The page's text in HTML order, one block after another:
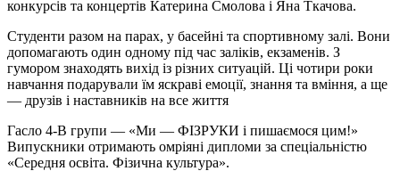
конкурсів та концертів Катерина Смолова і Яна Ткачова.
Студенти разом на парах, у басейні та спортивному залі. Вони
допомагають один одному під час заліків, екзаменів. З
гумором знаходять вихід із різних ситуацій. Ці чотири роки
навчання подарували їм яскраві емоції, знання та вміння, а ще
— друзів і наставників на все життя
Гасло 4-В групи — «Ми — ФІЗРУКИ і пишаємося цим!»
Випускники отримають омріяні дипломи за спеціальністю
«Середня освіта. Фізична культура».